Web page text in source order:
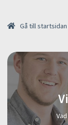
Gå till startsidan